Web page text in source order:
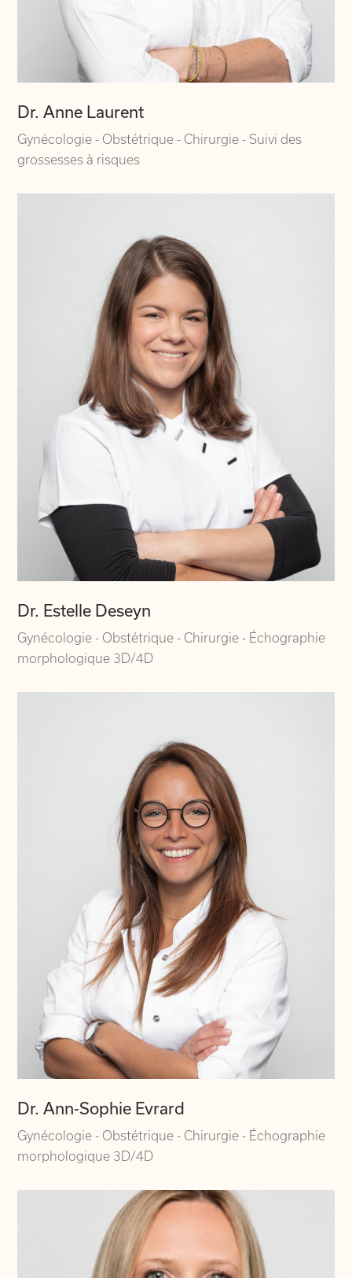
Dr. Anne Laurent
Gynécologie - Obstétrique - Chirurgie - Suivi des
grossesses à risques
Dr. Estelle Deseyn
Gynécologie - Obstétrique - Chirurgie - Échographie
morphologique 3D/4D
Dr. Ann-Sophie Evrard
Gynécologie - Obstétrique - Chirurgie - Échographie
morphologique 3D/4D